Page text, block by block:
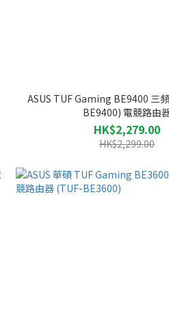
ASUS TUF Gaming BE9400 三
BE9400) 電競路由
HK$2,279.00
HK$2,299.00